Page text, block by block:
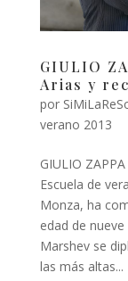
GIULIO
Arias y
por
verano 2013
GIULIO
Escuela de
Monza, ha
edad de
Marshev se
las más altas...